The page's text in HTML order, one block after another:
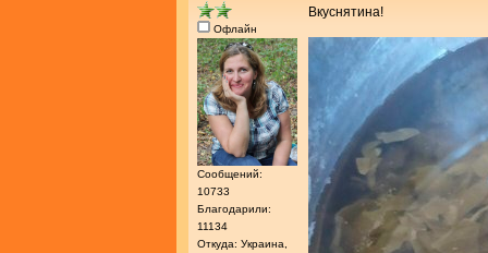
Офлайн
Сообщений:
10733
Благодарили:
11134
Откуда: Украина,
Вкуснятина!